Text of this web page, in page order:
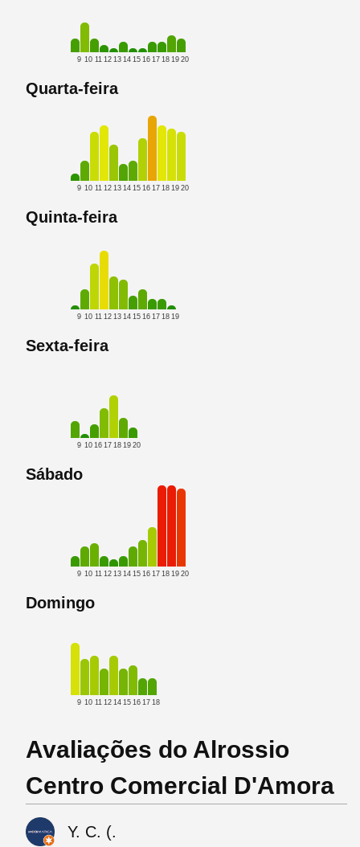
9 10 11 12 13 14 15 16 17 18 19 20
Quarta-feira
9 10 11 12 13 14 15 16 17 18 19 20
Quinta-feira
9 10 11 12 13 14 15 16 17 18 19
Sexta-feira
9 10 16 17 18 19 20
Sábado
9 10 11 12 13 14 15 16 17 18 19 20
Domingo
9 10 11 12 14 15 16 17 18
Avaliações do Alrossio
Centro Comercial D'Amora
Y. C. (.